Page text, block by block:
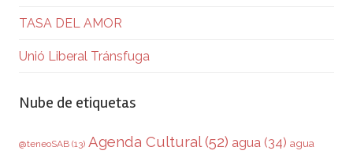
TASA DEL AMOR
Unió Liberal Tránsfuga
Nube de etiquetas
@teneoSAB (13) Agenda Cultural(52) agua (34) agua